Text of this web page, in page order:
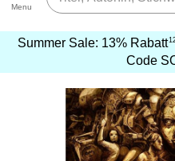
Menu
Summer Sale: 13% Rabatt
Code
erfahren